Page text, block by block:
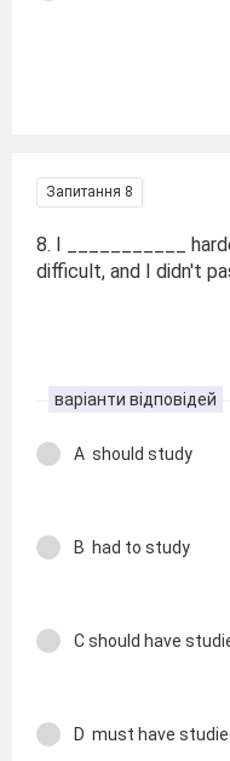
Запитання 8
8. I ___________
difficult, and I didn't
варіанти відповідей
A should study
B had to study
C should have
D must have